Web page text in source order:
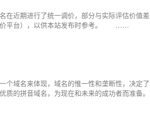
在近期进行了统一调价，部分与实际评估价值差
价平台），以供本站发布时参考。 ……
个域名来体现，域名的惟一性和垄断性，决定了
的拼音域名，为现在和未来的成功者而准备。